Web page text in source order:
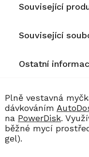
Související
Související
Ostatní
Plně vestavná
dávkováním
na PowerDisk.
běžné mycí
gel).